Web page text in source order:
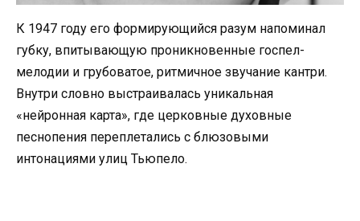
К 1947 году его формирующийся разум напоминал
губку, впитывающую проникновенные госпел-
мелодии и грубоватое, ритмичное звучание кантри.
Внутри словно выстраивалась уникальная
«нейронная карта», где церковные духовные
песнопения переплетались с блюзовыми
интонациями улиц Тьюпело.